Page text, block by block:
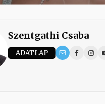
Szentgathi Csaba
ADATLAP